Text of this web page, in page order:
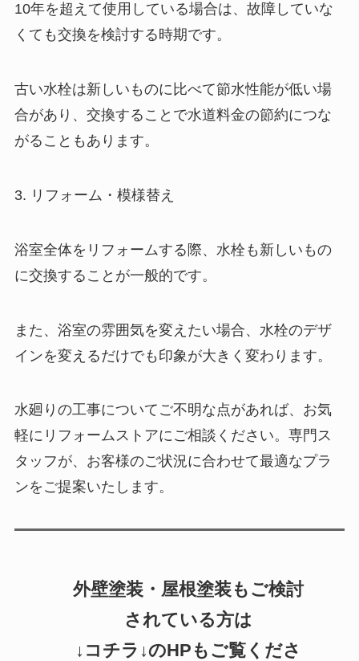
10年を超えて使用している場合は、故障していな
くても交換を検討する時期です。
古い水栓は新しいものに比べて節水性能が低い場
合があり、交換することで水道料金の節約につな
がることもあります。
3. リフォーム・模様替え
浴室全体をリフォームする際、水栓も新しいもの
に交換することが一般的です。
また、浴室の雰囲気を変えたい場合、水栓のデザ
インを変えるだけでも印象が大きく変わります。
水廻りの工事についてご不明な点があれば、お気
軽にリフォームストアにご相談ください。専門ス
タッフが、お客様のご状況に合わせて最適なプラ
ンをご提案いたします。
外壁塗装・屋根塗装もご検討
されている方は
↓コチラ↓のHPもご覧くださ